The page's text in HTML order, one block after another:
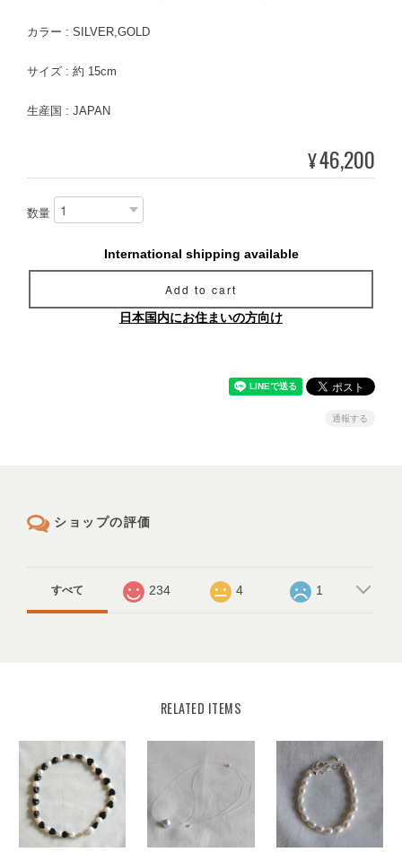
カラー : SILVER,GOLD
サイズ : 約 15cm
生産国 : JAPAN
¥46,200
数量
International shipping available
Add to cart
日本国内にお住まいの方向け
通報する
ショップの評価
すべて 234 4 1
RELATED ITEMS